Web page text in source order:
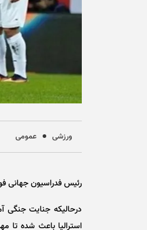
ورزشی عمومی
رئیس فدراسیون جهانی
درحالیکه جنایت جنگی